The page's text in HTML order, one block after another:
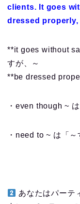
clients. It goes
dressed properly,
**it goes without
すが、～
**be dressed
・even though ~
・need to ~ は「～
あなたはパーテ